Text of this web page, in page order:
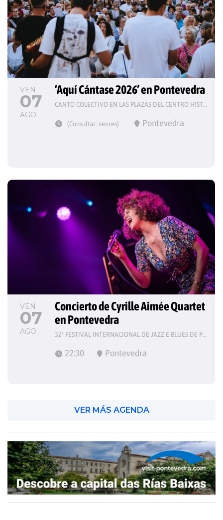
VEN
07
AGO
‘Aquí Cántase 2026’ en Pontevedra
CANTO COLECTIVO EN LAS PLAZAS DEL CENTRO HISTÓRICO
(Consultar: venres) Pontevedra
VEN
07
AGO
Concierto de Cyrille Aimée Quartet
en Pontevedra
32º FESTIVAL INTERNACIONAL DE JAZZ E BLUES DE PONTEVEDRA
22:30 Pontevedra
VER MÁS AGENDA